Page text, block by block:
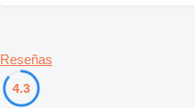
Reseñas
4.3